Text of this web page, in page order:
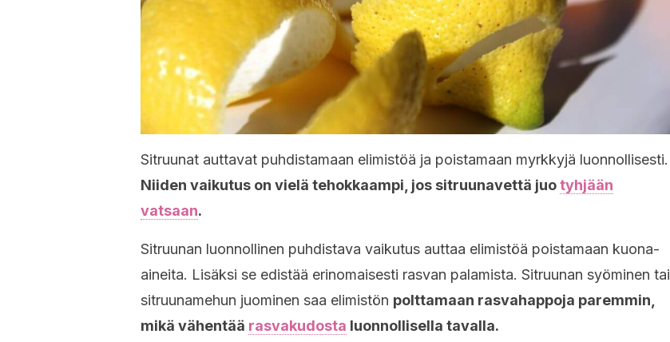
Sitruunat auttavat puhdistamaan elimistöä ja poistamaan myrkkyjä luonnollisesti.
Niiden vaikutus on vielä tehokkaampi, jos sitruunavettä juotyhjään
vatsaan.
Sitruunan luonnollinen puhdistava vaikutus auttaa elimistöä poistamaan kuona-
aineita. Lisäksi se edistää erinomaisesti rasvan palamista. Sitruunan syöminen tai
sitruunamehun juominen saa elimistön polttamaan rasvahappoja paremmin,
mikä vähentää rasvakudosta luonnollisella tavalla.